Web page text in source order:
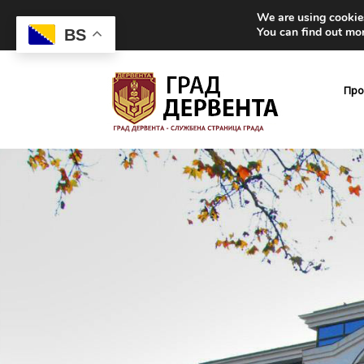
BS
We are using
You can find out